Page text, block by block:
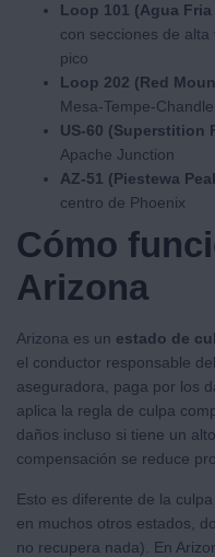
Loop 101 (Agua
con secciones de
pico
Loop 202 (Red
Mesa-Tempe-
US-60 (Superstition
Apache Junction
AZ-51 (Piestewa
centro de Phoenix
Cómo
Arizona
Arizona es un estado de
el conductor responsable
aseguradora, paga por los
aplica la regla de culpa
daños incluso si tiene un
compensación se reduce
Esto es diferente de la
en muchos otros estados,
no recupera nada). En